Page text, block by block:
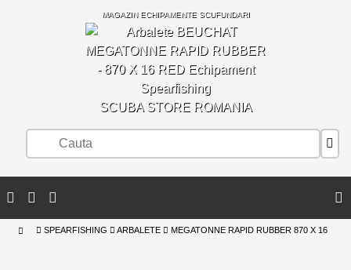
MAGAZIN ECHIPAMENTE SCUFUNDARI
SCUBA STORE ROMANIA
SPEARFISHING ARBALETE MEGATONNE RAPID RUBBER 870 X 16